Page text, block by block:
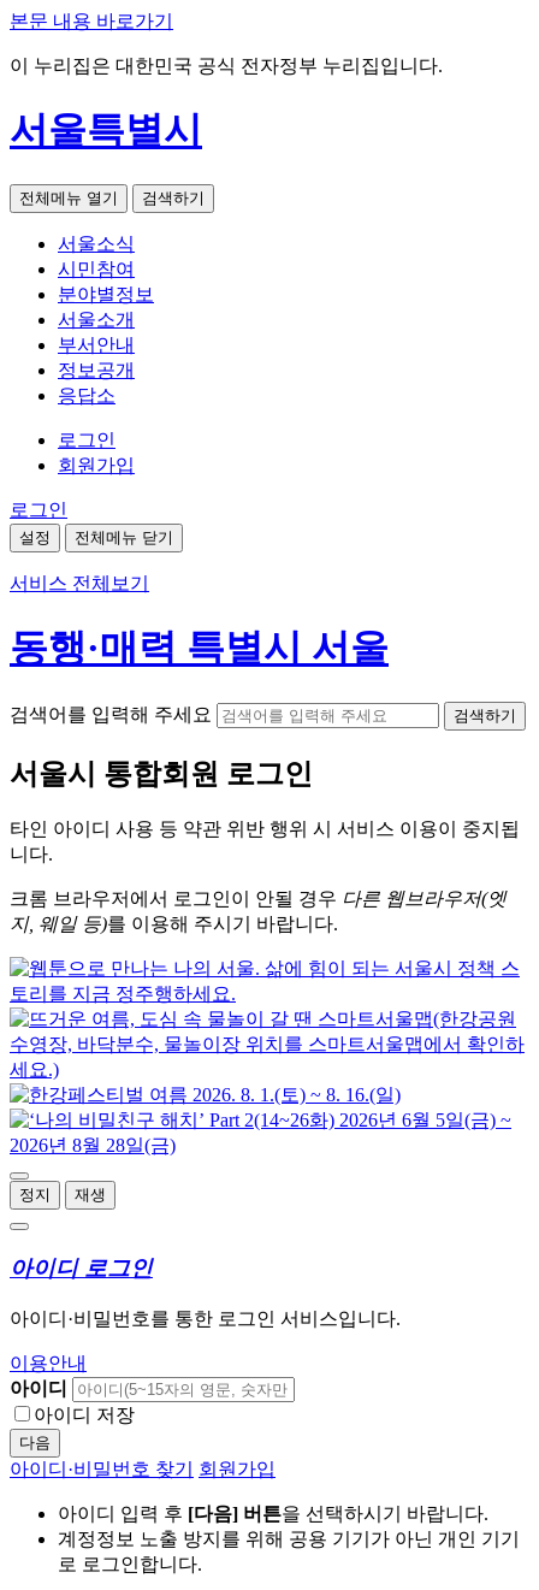
본문 내용 바로가기
이 누리집은 대한민국 공식 전자정부 누리집입니다.
서울특별시
전체메뉴 열기 검색하기
서울소식
시민참여
분야별정보
서울소개
부서안내
정보공개
응답소
로그인
회원가입
로그인
설정 전체메뉴 닫기
서비스 전체보기
동행·매력 특별시 서울
검색어를 입력해 주세요 검색하기
서울시 통합회원 로그인
타인 아이디 사용 등 약관 위반 행위 시 서비스 이용이 중지됩
니다.
크롬 브라우저에서 로그인이 안될 경우 다른 웹브라우저(엣
지, 웨일 등)를 이용해 주시기 바랍니다.
정지 재생
아이디 로그인
아이디·비밀번호를 통한 로그인 서비스입니다.
이용안내
아이디
아이디 저장
다음
아이디·비밀번호 찾기 회원가입
아이디 입력 후 [다음] 버튼을 선택하시기 바랍니다.
계정정보 노출 방지를 위해 공용 기기가 아닌 개인 기기
로 로그인합니다.